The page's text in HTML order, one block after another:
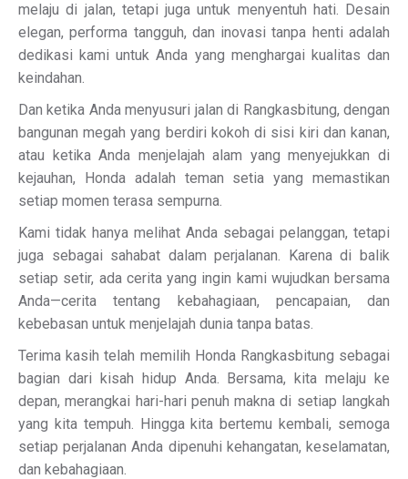
melaju di jalan, tetapi juga untuk menyentuh hati. Desain
elegan, performa tangguh, dan inovasi tanpa henti adalah
dedikasi kami untuk Anda yang menghargai kualitas dan
keindahan.
Dan ketika Anda menyusuri jalan di Rangkasbitung, dengan
bangunan megah yang berdiri kokoh di sisi kiri dan kanan,
atau ketika Anda menjelajah alam yang menyejukkan di
kejauhan, Honda adalah teman setia yang memastikan
setiap momen terasa sempurna.
Kami tidak hanya melihat Anda sebagai pelanggan, tetapi
juga sebagai sahabat dalam perjalanan. Karena di balik
setiap setir, ada cerita yang ingin kami wujudkan bersama
Anda—cerita tentang kebahagiaan, pencapaian, dan
kebebasan untuk menjelajah dunia tanpa batas.
Terima kasih telah memilih Honda Rangkasbitung sebagai
bagian dari kisah hidup Anda. Bersama, kita melaju ke
depan, merangkai hari-hari penuh makna di setiap langkah
yang kita tempuh. Hingga kita bertemu kembali, semoga
setiap perjalanan Anda dipenuhi kehangatan, keselamatan,
dan kebahagiaan.